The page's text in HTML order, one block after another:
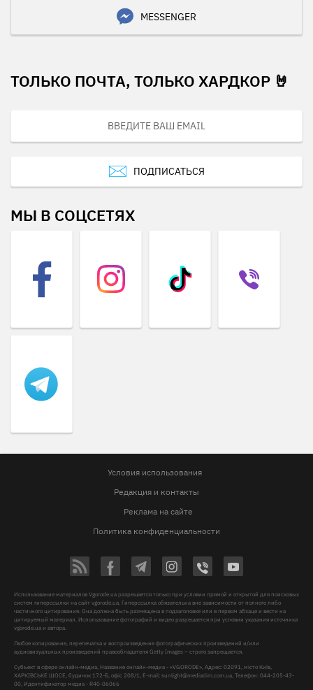
MESSENGER
ТОЛЬКО ПОЧТА, ТОЛЬКО ХАРДКОР 🤘
ПОДПИСАТЬСЯ
МЫ В СОЦСЕТЯХ
Условия использования
Редакция и контакты
Реклама на сайте
Политика конфиденциальности
Использование материалов Vgorode.ua разрешается только при условии прямой и открытой для поисковых
систем гиперссылки на сайт vgorode.ua. Гиперссылка обязательна вне зависимости от полного либо
частичного цитирования. Она должна быть размещена в подзаголовке или в первом абзаце и вести на
цитируемый материал. Использование фотографий и видео разрешается при условии указания источника
vgorode.ua и автора.
Любое копирование, перепечатка и воспроизведение фотографических произведений и/или
аудиовизуальных произведений правообладателя Getty Images – строго запрещается.
Субъект в сфере онлайн-медиа, Название онлайн-медиа - «VGORODE», Адрес: 02091, місто Київ,
ХАРКІВСЬКЕ ШОСЕ, будинок 172-Б, офіс 208/1, E-mail:sunlight@mediadim.com.ua, Телефон: 044-205-43-
00, Идентификатор медиа - R40-06066